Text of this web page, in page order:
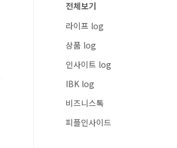
전체보기
라이프 log
상품 log
인사이트 log
IBK log
비즈니스톡
피플인사이드